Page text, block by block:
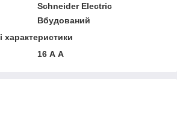
Schneider Electric
Вбудований
характеристики
16 А А